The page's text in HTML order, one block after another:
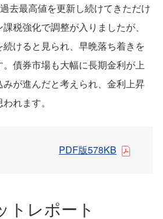
去最高値を更新し続けてきただけ
税強化で調整が入りましたが、
けると見られ、早晩落ち着きを
債券市場も大幅に長期金利が上
が進んだと考えられ、金利上昇
れます。
PDF版578KB
トレポート